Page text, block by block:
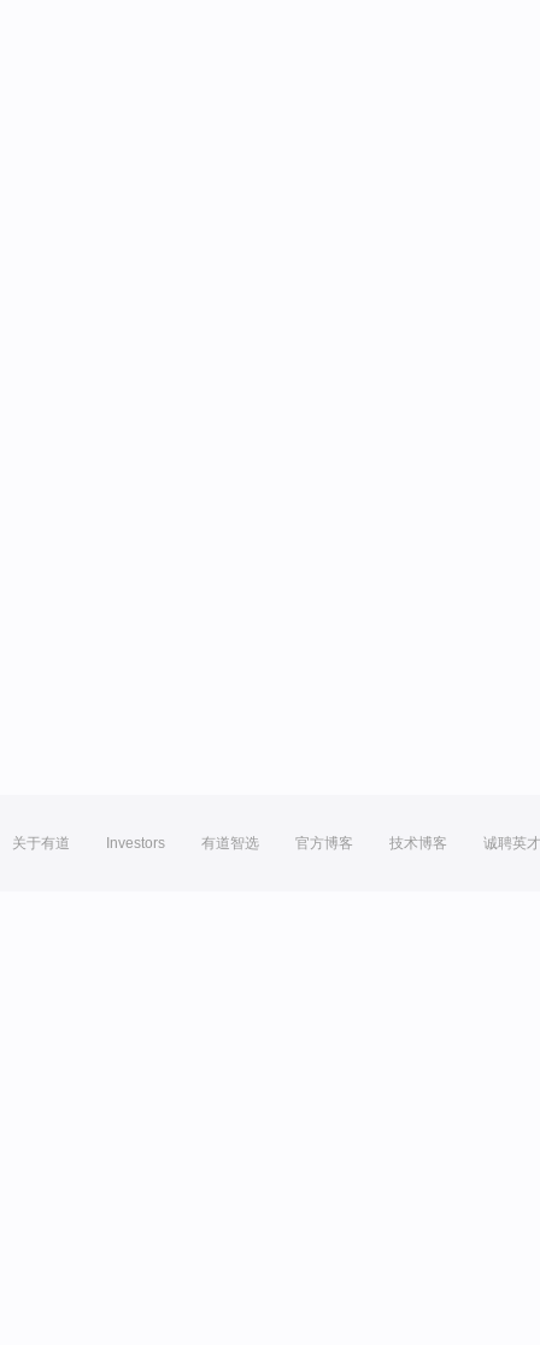
关于有道 Investors 有道智选 官方博客 技术博客 诚聘英才